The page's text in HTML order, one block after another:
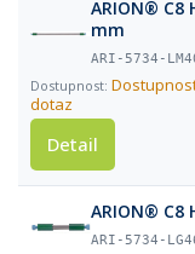
ARION® C8
mm
ARI-5734-
dotaz
Detail
ARION® C8
ARI-5734-